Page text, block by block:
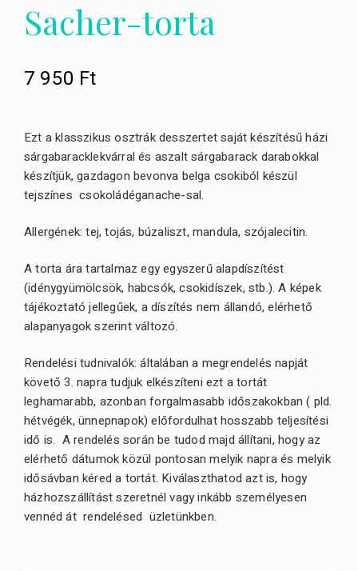
Sacher-torta
7 950 Ft
Ezt a klasszikus osztrák desszertet saját készítésű házi
sárgabaracklekvárral és aszalt sárgabarack darabokkal
készítjük, gazdagon bevonva belga csokiból készül
tejszínes csokoládéganache-sal.
Allergének: tej, tojás, búzaliszt, mandula, szójalecitin.
A torta ára tartalmaz egy egyszerű alapdíszítést
(idénygyümölcsök, habcsók, csokidíszek, stb.). A képek
tájékoztató jellegűek, a díszítés nem állandó, elérhető
alapanyagok szerint változó.
Rendelési tudnivalók: általában a megrendelés napját
követő 3. napra tudjuk elkészíteni ezt a tortát
leghamarabb, azonban forgalmasabb időszakokban ( pld.
hétvégék, ünnepnapok) előfordulhat hosszabb teljesítési
idő is. A rendelés során be tudod majd állítani, hogy az
elérhető dátumok közül pontosan melyik napra és melyik
idősávban kéred a tortát. Kiválaszthatod azt is, hogy
házhozszállítást szeretnél vagy inkább személyesen
vennéd át rendelésed üzletünkben.